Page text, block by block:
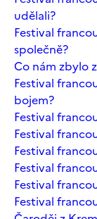
udělali?
Festival
společně?
Co nám zbylo
Festival
bojem?
Festival
Festival
Festival
Festival
Festival
Festival